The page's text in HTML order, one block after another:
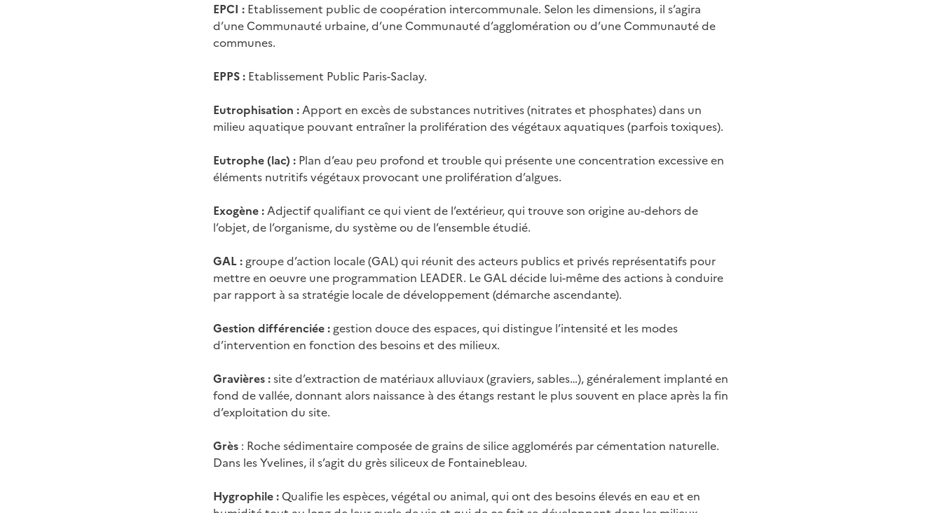
EPCI : Etablissement public de coopération intercommunale. Selon les dimensions, il s’agira
d’une Communauté urbaine, d’une Communauté d’agglomération ou d’une Communauté de
communes.
EPPS : Etablissement Public Paris-Saclay.
Eutrophisation :Apport en excès de substances nutritives (nitrates et phosphates) dans un
milieu aquatique pouvant entraîner la prolifération des végétaux aquatiques (parfois toxiques).
Eutrophe (lac) : Plan d’eau peu profond et trouble qui présente une concentration excessive en
éléments nutritifs végétaux provocant une prolifération d’algues.
Exogène :Adjectif qualifiant ce qui vient de l’extérieur, qui trouve son origine au-dehors de
l’objet, de l’organisme, du système ou de l’ensemble étudié.
GAL :groupe d’action locale (GAL) qui réunit des acteurs publics et privés représentatifs pour
mettre en oeuvre une programmation LEADER. Le GAL décide lui-même des actions à conduire
par rapport à sa stratégie locale de développement (démarche ascendante).
Gestion différenciée :gestion douce des espaces, qui distingue l’intensité et les modes
d’intervention en fonction des besoins et des milieux.
Gravières :site d’extraction de matériaux alluviaux (graviers, sables…), généralement implanté en
fond de vallée, donnant alors naissance à des étangs restant le plus souvent en place après la fin
d’exploitation du site.
Grès : Roche sédimentaire composée de grains de silice agglomérés par cémentation naturelle.
Dans les Yvelines, il s’agit du grès siliceux de Fontainebleau.
Hygrophile : Qualifie les espèces, végétal ou animal, qui ont des besoins élevés en eau et en